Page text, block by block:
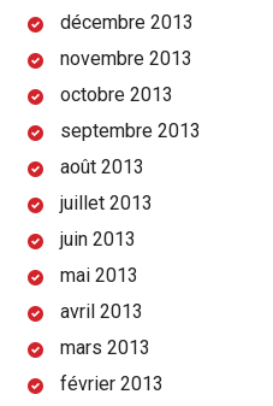
décembre 2013
novembre 2013
octobre 2013
septembre 2013
août 2013
juillet 2013
juin 2013
mai 2013
avril 2013
mars 2013
février 2013